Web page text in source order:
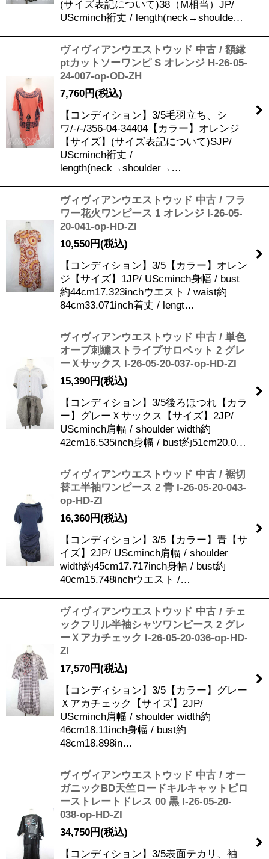
(サイズ表記について)38（M相当）JP/
UScminch裄丈 / length(neck→shoulde…
ヴィヴィアンウエストウッド 中古 / 額縁
ptカットソーワンピ S オレンジ H-26-05-
24-007-op-OD-ZH
7,760円(税込)
【コンディション】3/5毛羽立ち、シ
ワ/-/-/356-04-34404【カラー】オレンジ
【サイズ】(サイズ表記について)SJP/
UScminch裄丈 /
length(neck→shoulder→…
ヴィヴィアンウエストウッド 中古 / フラ
ワー花火ワンピース 1 オレンジ I-26-05-
20-041-op-HD-ZI
10,550円(税込)
【コンディション】3/5【カラー】オレン
ジ【サイズ】1JP/ UScminch身幅 / bust
約44cm17.323inchウエスト / waist約
84cm33.071inch着丈 / lengt…
ヴィヴィアンウエストウッド 中古 / 単色
オーブ刺繍ストライプサロペット 2 グレ
ーＸサックス I-26-05-20-037-op-HD-ZI
15,390円(税込)
【コンディション】3/5後ろほつれ【カラ
ー】グレーＸサックス【サイズ】2JP/
UScminch肩幅 / shoulder width約
42cm16.535inch身幅 / bust約51cm20.0…
ヴィヴィアンウエストウッド 中古 / 裾切
替エ半袖ワンピース 2 青 I-26-05-20-043-
op-HD-ZI
16,360円(税込)
【コンディション】3/5【カラー】青【サ
イズ】2JP/ UScminch肩幅 / shoulder
width約45cm17.717inch身幅 / bust約
40cm15.748inchウエスト /…
ヴィヴィアンウエストウッド 中古 / チェ
ックフリル半袖シャツワンピース 2 グレ
ーＸアカチェック I-26-05-20-036-op-HD-
ZI
17,570円(税込)
【コンディション】3/5【カラー】グレー
Ｘアカチェック【サイズ】2JP/
UScminch肩幅 / shoulder width約
46cm18.11inch身幅 / bust約
48cm18.898in…
ヴィヴィアンウエストウッド 中古 / オー
ガニックBD天竺ロードキルキャットピロ
ーストレートドレス 00 黒 I-26-05-20-
038-op-HD-ZI
34,750円(税込)
【コンディション】3/5表面テカリ、袖